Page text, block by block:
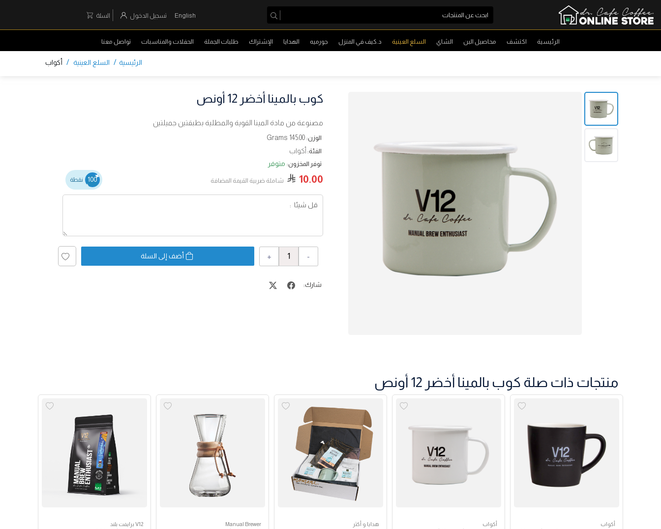
English تسجيل الدخول السلة
الرئيسية اكتشف محاصيل البن الشاي السلع العينية د.كيف في المنزل جورميه الهدايا الإشتراك طلبات الجملة الحفلات والمناسبات تواصل معنا
الرئيسية / السلع العينية / أكواب
كوب بالمينا أخضر 12 أونص
مصنوعة من مادة المينا القوية والمطلية بطبقتين جميلتين
الوزن: 145.00 Grams
الفئة: أكواب
توفر المخزون: متوفر
10.00 شاملة ضربية القيمة المضافة 100 نقطة
-
+ أضف إلى السلة
شارك:
منتجات ذات صلة كوب بالمينا أخضر 12 أونص
أكواب أكواب هدايا و أكثر Manual Brewer V12 برايفت بلند